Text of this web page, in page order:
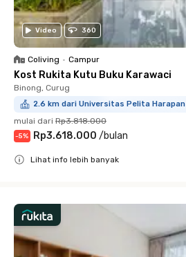
Video 360
Coliving • Campur
Kost Rukita Kutu Buku Karawaci
Binong, Curug
2.6 km dari Universitas Pelita Harapan
mulai dari Rp3.818.000
-5% Rp3.618.000 /bulan
Lihat info lebih banyak